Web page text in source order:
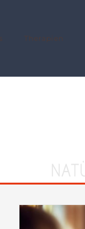
Therapien